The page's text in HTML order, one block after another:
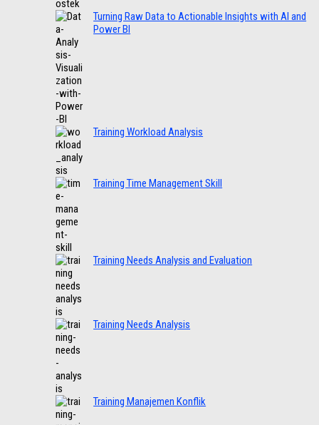
Turning Raw Data to Actionable Insights with AI and
Power BI
Training Workload Analysis
Training Time Management Skill
Training Needs Analysis and Evaluation
Training Needs Analysis
Training Manajemen Konflik